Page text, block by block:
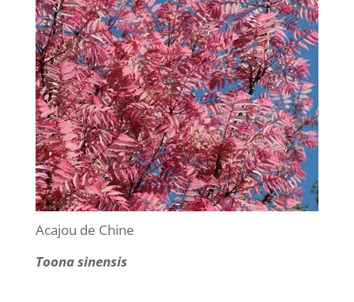
Acajou de Chine
Toona sinensis